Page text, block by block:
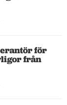
för
från